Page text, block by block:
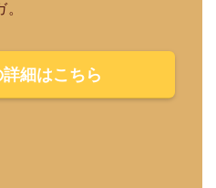
細はこちら